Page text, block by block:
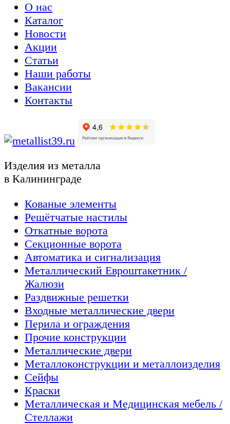
О нас
Каталог
Новости
Акции
Статьи
Наши работы
Вакансии
Контакты
Изделия из металла
в Калининграде
Кованые элементы
Решётчатые настилы
Откатные ворота
Секционные ворота
Автоматика и сигнализация
Металлический Евроштакетник /
Жалюзи
Раздвижные решетки
Входные металлические двери
Перила и ограждения
Прочие конструкции
Металлические двери
Металлоконструкции и металлоизделия
Сейфы
Краски
Металлическая и Медицинская мебель /
Стеллажи